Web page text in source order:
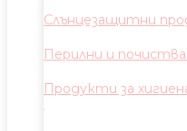
Слънцезащитни
Перилни и
Продукти за